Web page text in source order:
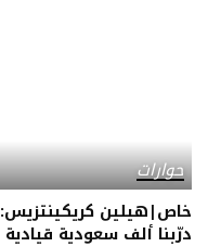
حوارات
خاص|هيلين كريكينتزيس:
درّبنا ألف سعودية قيادية